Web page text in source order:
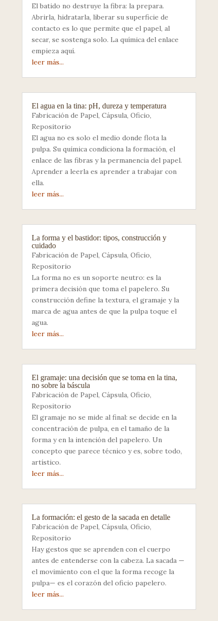
El batido no destruye la fibra: la prepara.
Abrirla, hidratarla, liberar su superficie de
contacto es lo que permite que el papel, al
secar, se sostenga solo. La química del enlace
empieza aquí.
leer más...
El agua en la tina: pH, dureza y temperatura
Fabricación de Papel, Cápsula, Oficio,
Repositorio
El agua no es solo el medio donde flota la
pulpa. Su química condiciona la formación, el
enlace de las fibras y la permanencia del papel.
Aprender a leerla es aprender a trabajar con
ella.
leer más...
La forma y el bastidor: tipos, construcción y
cuidado
Fabricación de Papel, Cápsula, Oficio,
Repositorio
La forma no es un soporte neutro: es la
primera decisión que toma el papelero. Su
construcción define la textura, el gramaje y la
marca de agua antes de que la pulpa toque el
agua.
leer más...
El gramaje: una decisión que se toma en la tina,
no sobre la báscula
Fabricación de Papel, Cápsula, Oficio,
Repositorio
El gramaje no se mide al final: se decide en la
concentración de pulpa, en el tamaño de la
forma y en la intención del papelero. Un
concepto que parece técnico y es, sobre todo,
artístico.
leer más...
La formación: el gesto de la sacada en detalle
Fabricación de Papel, Cápsula, Oficio,
Repositorio
Hay gestos que se aprenden con el cuerpo
antes de entenderse con la cabeza. La sacada —
el movimiento con el que la forma recoge la
pulpa— es el corazón del oficio papelero.
leer más...